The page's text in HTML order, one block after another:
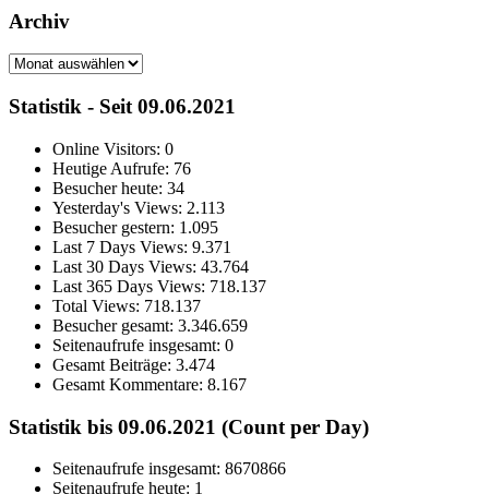
Archiv
Archiv
Statistik - Seit 09.06.2021
Online Visitors: 0
Heutige Aufrufe: 76
Besucher heute: 34
Yesterday's Views: 2.113
Besucher gestern: 1.095
Last 7 Days Views: 9.371
Last 30 Days Views: 43.764
Last 365 Days Views: 718.137
Total Views: 718.137
Besucher gesamt: 3.346.659
Seitenaufrufe insgesamt: 0
Gesamt Beiträge: 3.474
Gesamt Kommentare: 8.167
Statistik bis 09.06.2021 (Count per Day)
Seitenaufrufe insgesamt: 8670866
Seitenaufrufe heute: 1